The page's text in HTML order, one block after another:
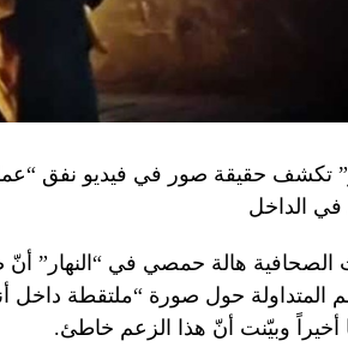
في الداخل
هالة حمصي في “النهار”
وبيّنت أنّ هذا الزعم خاطئ.